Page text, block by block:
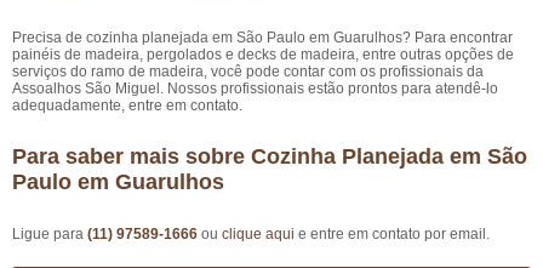
Precisa de cozinha planejada em São Paulo em Guarulhos? Para encontrar
painéis de madeira, pergolados e decks de madeira, entre outras opções de
serviços do ramo de madeira, você pode contar com os profissionais da
Assoalhos São Miguel. Nossos profissionais estão prontos para atendê-lo
adequadamente, entre em contato.
Para saber mais sobre Cozinha Planejada em São
Paulo em Guarulhos
Ligue para (11) 97589-1666 ou clique aqui e entre em contato por email.